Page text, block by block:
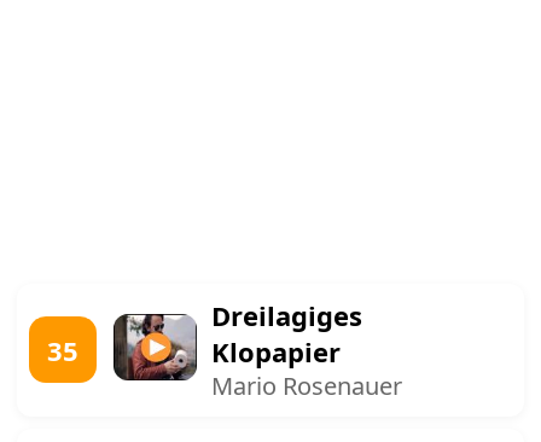
35
Dreilagiges
Klopapier
Mario Rosenauer